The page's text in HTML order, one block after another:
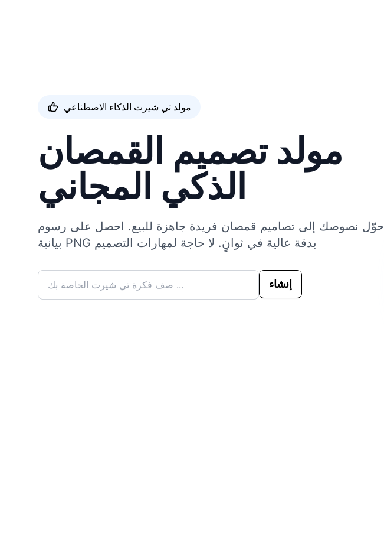
مولد تي شيرت الذكاء الاصطناعي
مولد تصميم القمصان
الذكي المجاني
حوّل نصوصك إلى تصاميم قمصان فريدة جاهزة للبيع. احصل على رسوم
بيانية PNG بدقة عالية في ثوانٍ. لا حاجة لمهارات التصميم
إنشاء